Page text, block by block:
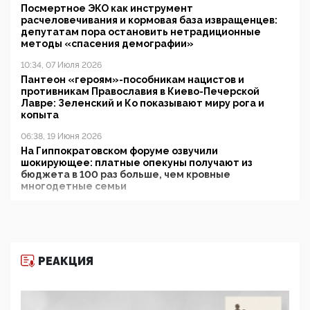
Посмертное ЭКО как инструмент
расчеловечивания и кормовая база извращенцев:
депутатам пора остановить нетрадиционные
методы «спасения демографии»
10:34, 07 Июля 2026
Пантеон «героям»-пособникам нацистов и
противникам Православия в Киево-Печерской
Лавре: Зеленский и Ко показывают миру рога и
копыта
06:38, 19 Июня 2026
На Гиппократовском форуме озвучили
шокирующее: платные опекуны получают из
бюджета в 100 раз больше, чем кровные
многодетные семьи
11:53, 09 Июня 2026
деятельность ИИТО ЮНЕСКО в России, но
цифроглобалисты продолжают определять
РЕАКЦИЯ